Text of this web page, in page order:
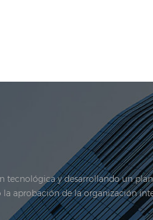
tecnológica y desarrollando un
aprobación de la organización
empresa se encuentra Aquí. en